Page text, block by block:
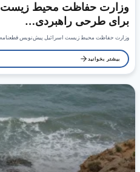
وزارت حفاظت محیط زیست
برای طرحی راهبردی…
وزارت حفاظت محیط زیست اسرائیل پیش‌نویس
بیشتر بخوانید